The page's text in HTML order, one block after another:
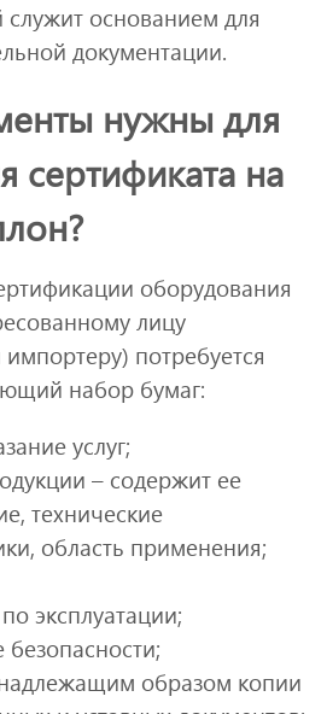
служит основанием для
документации.
нужны для
сертификата на
оборудования
лицу
потребуется
набор бумаг:
услуг;
– содержит ее
технические
область применения;
эксплуатации;
образом копии